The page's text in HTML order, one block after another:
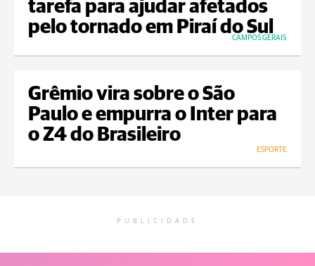
tarefa para ajudar afetados
pelo tornado em Piraí do Sul
CAMPOS GERAIS
Grêmio vira sobre o São
Paulo e empurra o Inter para
o Z4 do Brasileiro
ESPORTE
PUBLICIDADE